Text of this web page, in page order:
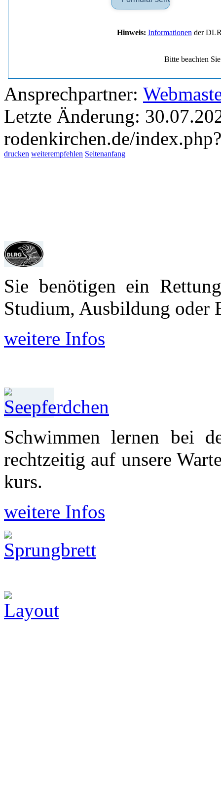
Hinweis: Informationen der
Bitte beachten
Ansprechpartner:
Letzte Änderung:
rodenkirchen.de/
drucken weiterempfehlen Seitenanfang
Sie benötigen ein
Studium, Aus­bildung oder
weitere Infos
Schwimmen lernen bei
recht­zeitig auf unsere
kurs.
weitere Infos